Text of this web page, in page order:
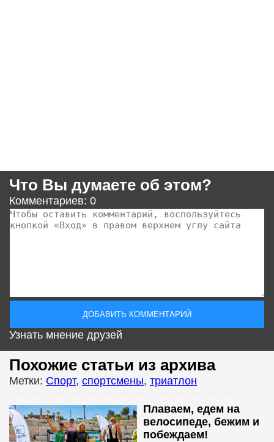
Что Вы думаете об этом?
Комментариев: 0
Узнать мнение друзей
Похожие статьи из архива
Метки: Спорт, спортсмены, триатлон
Плаваем, едем на
велосипеде, бежим и
побеждаем!